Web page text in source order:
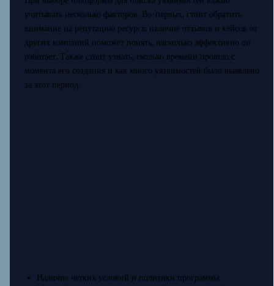
учитывать несколько факторов. Во-первых, стоит обратить
внимание на репутацию ресурса: наличие отзывов и кейсов от
других компаний поможет понять, насколько эффективно он
работает. Также стоит узнать, сколько времени прошло с
момента его создания и как много уязвимостей было выявлено
за этот период.
Наличие четких условий и политики программы.